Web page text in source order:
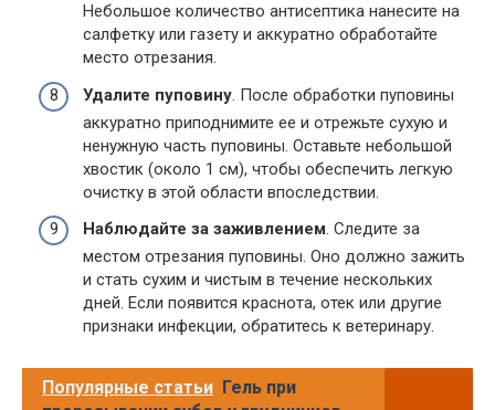
Небольшое количество антисептика нанесите на
салфетку или газету и аккуратно обработайте
место отрезания.
Удалите пуповину. После обработки пуповины
аккуратно приподнимите ее и отрежьте сухую и
ненужную часть пуповины. Оставьте небольшой
хвостик (около 1 см), чтобы обеспечить легкую
очистку в этой области впоследствии.
Наблюдайте за заживлением. Следите за
местом отрезания пуповины. Оно должно зажить
и стать сухим и чистым в течение нескольких
дней. Если появится краснота, отек или другие
признаки инфекции, обратитесь к ветеринару.
Популярные статьи Гель при